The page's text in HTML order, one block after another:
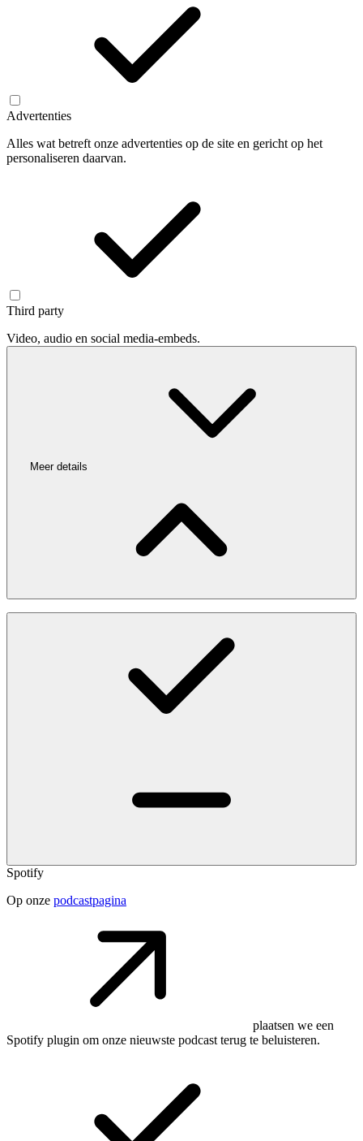
Advertenties
Alles wat betreft onze advertenties op de site en gericht op het
personaliseren daarvan.
Third party
Video, audio en social media-embeds.
Meer details
Spotify
Op onze podcastpagina
plaatsen we een
Spotify plugin om onze nieuwste podcast terug te beluisteren.